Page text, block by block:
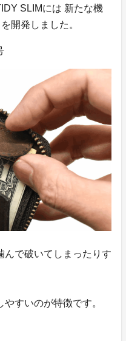
SLIMには 新たな機
開発しました。
んで破いてしまったりす
すいのが特徴です。